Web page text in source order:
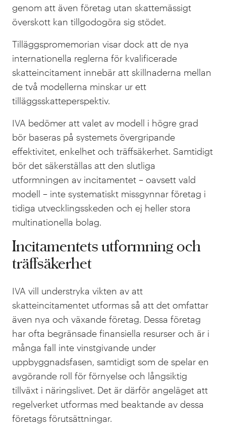
genom att även företag utan skattemässigt
överskott kan tillgodogöra sig stödet.
Tilläggspromemorian visar dock att de nya
internationella reglerna för kvalificerade
skatteincitament innebär att skillnaderna mellan
de två modellerna minskar ur ett
tilläggsskatteperspektiv.
IVA bedömer att valet av modell i högre grad
bör baseras på systemets övergripande
effektivitet, enkelhet och träffsäkerhet. Samtidigt
bör det säkerställas att den slutliga
utformningen av incitamentet – oavsett vald
modell – inte systematiskt missgynnar företag i
tidiga utvecklingsskeden och ej heller stora
multinationella bolag.
Incitamentets utformning och
träffsäkerhet
IVA vill understryka vikten av att
skatteincitamentet utformas så att det omfattar
även nya och växande företag. Dessa företag
har ofta begränsade finansiella resurser och är i
många fall inte vinstgivande under
uppbyggnadsfasen, samtidigt som de spelar en
avgörande roll för förnyelse och långsiktig
tillväxt i näringslivet. Det är därför angeläget att
regelverket utformas med beaktande av dessa
företags förutsättningar.